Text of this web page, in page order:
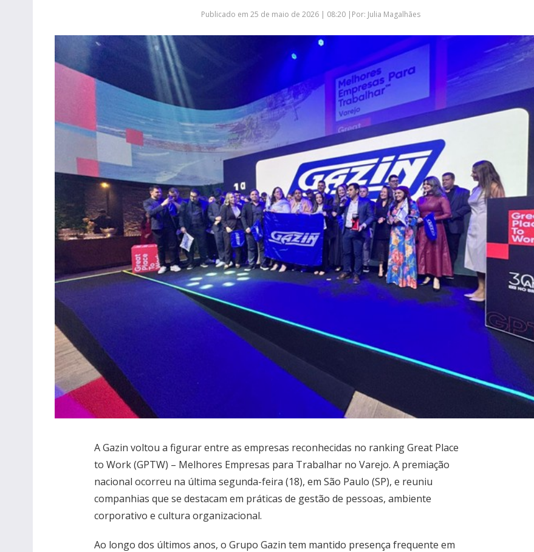
Publicado em 25 de maio de 2026 | 08:20 |Por: Julia Magalhães
A Gazin voltou a figurar entre as empresas reconhecidas no ranking Great Place
to Work (GPTW) – Melhores Empresas para Trabalhar no Varejo. A premiação
nacional ocorreu na última segunda-feira (18), em São Paulo (SP), e reuniu
companhias que se destacam em práticas de gestão de pessoas, ambiente
corporativo e cultura organizacional.
Ao longo dos últimos anos, o Grupo Gazin tem mantido presença frequente em